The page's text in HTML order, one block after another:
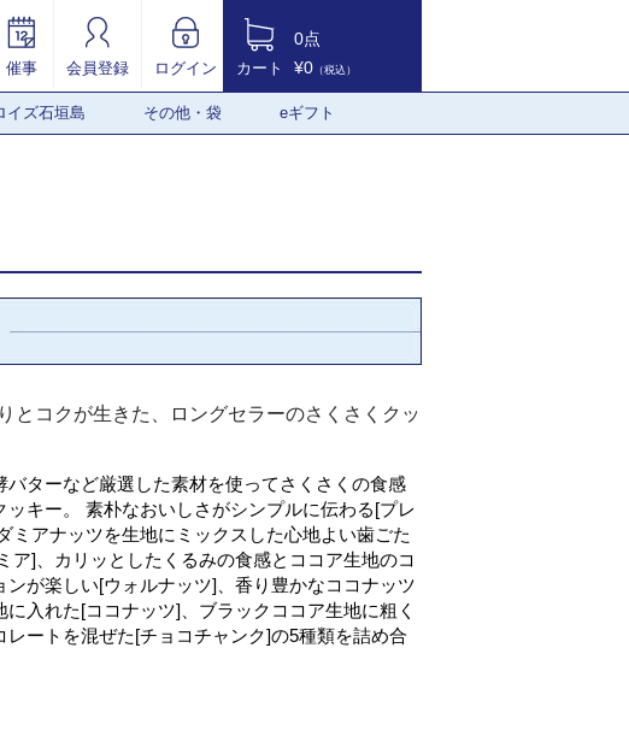
催事 会員登録 ログイン カート
0点
¥0 （税込）
イズ石垣島 その他・袋 eギフト
とコクが生きた、ロングセラーのさくさくクッ
バターなど厳選した素材を使ってさくさくの食感
ッキー。 素朴なおいしさがシンプルに伝わる[プレ
ミアナッツを生地にミックスした心地よい歯ごた
ア]、カリッとしたくるみの食感とココア生地のコ
ンが楽しい[ウォルナッツ]、香り豊かなココナッツ
に入れた[ココナッツ]、ブラックココア生地に粗く
レートを混ぜた[チョコチャンク]の5種類を詰め合